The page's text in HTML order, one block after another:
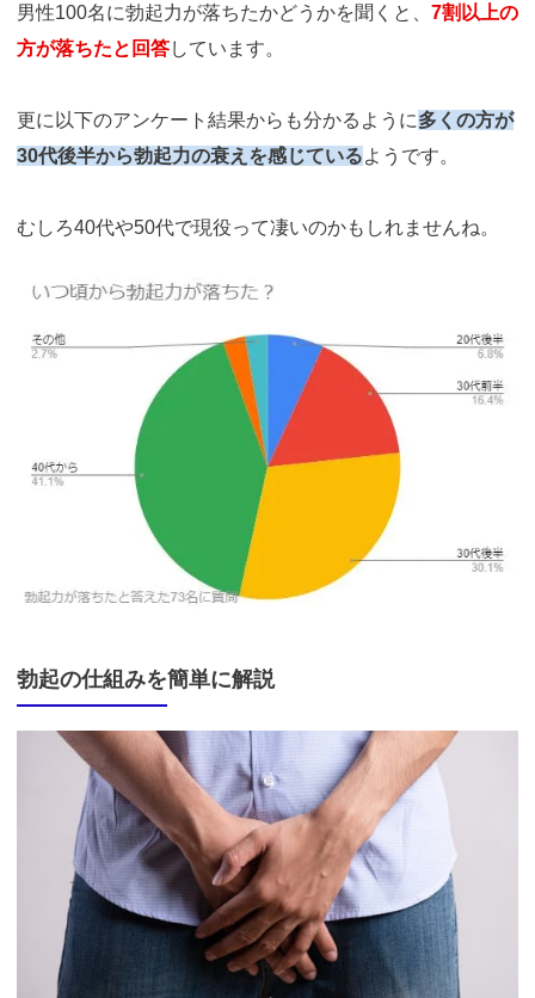
男性100名に勃起力が落ちたかどうかを聞くと、 7割以上の
方が落ちたと回答しています。
更に以下のアンケート結果からも分かるように多くの方が
30代後半から勃起力の衰えを感じているようです。
むしろ40代や50代で現役って凄いのかもしれませんね。
勃起の仕組みを簡単に解説